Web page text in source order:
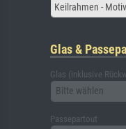
Keilrahmen -
Glas &
Glas (inklusive
Bitte wählen
Passepartout